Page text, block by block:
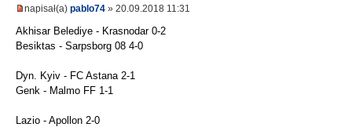
napisał(a) pablo74 » 20.09.2018 11:31
Akhisar Belediye - Krasnodar 0-2
Besiktas - Sarpsborg 08 4-0
Dyn. Kyiv - FC Astana 2-1
Genk - Malmo FF 1-1
Lazio - Apollon 2-0